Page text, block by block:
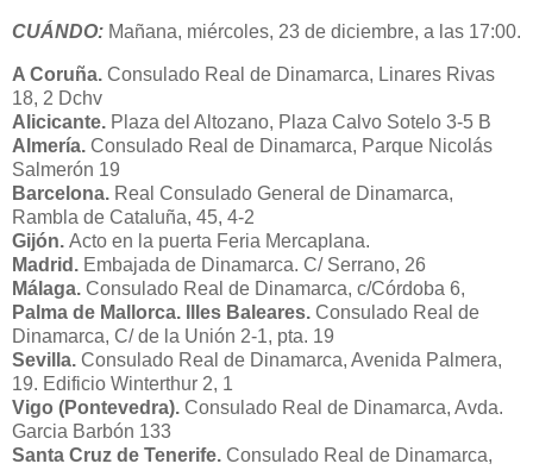
CUÁNDO: Mañana, miércoles, 23 de diciembre, a las 17:00.
A Coruña. Consulado Real de Dinamarca, Linares Rivas
18, 2 Dchv
Alicicante. Plaza del Altozano, Plaza Calvo Sotelo 3-5 B
Almería. Consulado Real de Dinamarca, Parque Nicolás
Salmerón 19
Barcelona. Real Consulado General de Dinamarca,
Rambla de Cataluña, 45, 4-2
Gijón. Acto en la puerta Feria Mercaplana.
Madrid. Embajada de Dinamarca. C/ Serrano, 26
Málaga. Consulado Real de Dinamarca, c/Córdoba 6,
Palma de Mallorca. Illes Baleares. Consulado Real de
Dinamarca, C/de la Unión 2-1, pta. 19
Sevilla. Consulado Real de Dinamarca, Avenida Palmera,
19. Edificio Winterthur 2, 1
Vigo (Pontevedra). Consulado Real de Dinamarca, Avda.
Garcia Barbón 133
Santa Cruz de Tenerife. Consulado Real de Dinamarca,